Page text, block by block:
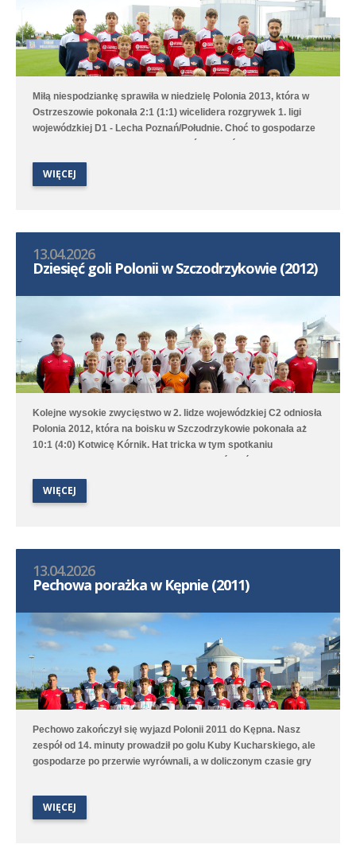
Miłą niespodziankę sprawiła w niedzielę Polonia 2013, która w
Ostrzeszowie pokonała 2:1 (1:1) wicelidera rozgrywek 1. ligi
wojewódzkiej D1 - Lecha Poznań/Południe. Choć to gospodarze
pierwsi objęli prowadzenie to Poloniści odwrócili losy meczu za
zespół przegrał na wyjeździe 1:3 (1:1) z Clescevią Kleszczewo, a
gola dla Polonii strzelił Bruno Obiegły.
WIĘCEJ
13.04.2026
Dziesięć goli Polonii w Szczodrzykowie (2012)
Kolejne wysokie zwycięstwo w 2. lidze wojewódzkiej C2 odniosła
Polonia 2012, która na boisku w Szczodrzykowie pokonała aż
10:1 (4:0) Kotwicę Kórnik. Hat tricka w tym spotkaniu
skompletował Karol Marciniak. Drugi zespół, który rywalizuje w
WIĘCEJ
13.04.2026
Pechowa porażka w Kępnie (2011)
Pechowo zakończył się wyjazd Polonii 2011 do Kępna. Nasz
zespół od 14. minuty prowadził po golu Kuby Kucharskiego, ale
gospodarze po przerwie wyrównali, a w doliczonym czasie gry
Trans II Stare Oborzyska. Hat trickiem w tym meczu popisał się
Jan Marciniak.
WIĘCEJ